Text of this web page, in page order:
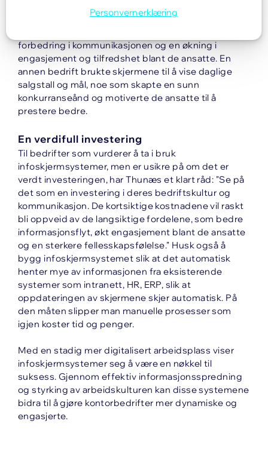
bedrift som hadde utfordringer med
forbedring i kommunikasjonen og en økning i
engasjement og tilfredshet blant de ansatte. En
annen bedrift brukte skjermene til å vise daglige
salgstall og mål, noe som skapte en sunn
konkurranseånd og motiverte de ansatte til å
prestere bedre.
En verdifull investering
Til bedrifter som vurderer å ta i bruk
infoskjermsystemer, men er usikre på om det er
verdt investeringen, har Thunæs et klart råd: "Se på
det som en investering i deres bedriftskultur og
kommunikasjon. De kortsiktige kostnadene vil raskt
bli oppveid av de langsiktige fordelene, som bedre
informasjonsflyt, økt engasjement blant de ansatte
og en sterkere fellesskapsfølelse." Husk også å
bygg infoskjermsystemet slik at det automatisk
henter mye av informasjonen fra eksisterende
systemer som intranett, HR, ERP, slik at
oppdateringen av skjermene skjer automatisk. På
den måten slipper man manuelle prosesser som
igjen koster tid og penger.
Med en stadig mer digitalisert arbeidsplass viser
infoskjermsystemer seg å være en nøkkel til
suksess. Gjennom effektiv informasjonsspredning
og styrking av arbeidskulturen kan disse systemene
bidra til å gjøre kontorbedrifter mer dynamiske og
engasjerte.
Personvernerklæring